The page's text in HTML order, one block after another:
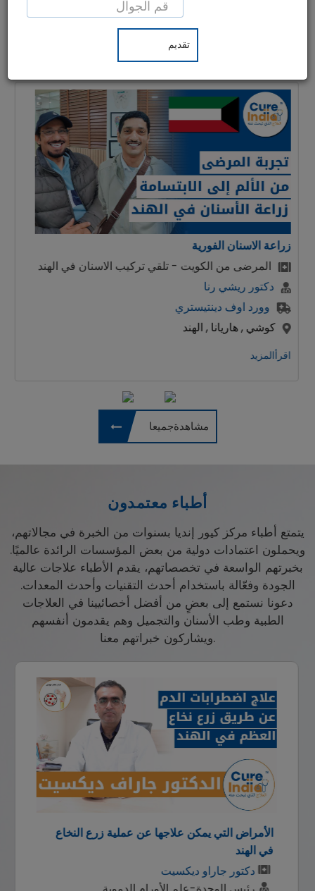
من 55 دولة على تلقي علاجات متخصصة في الهند، مع
نشاطهم وحيويتهم في أجواء هادئة. دعونا نسمع آراء مرضانا
حول خدماتنا:
زراعة الاسنان الفورية
المرضى من الكويت - تلقي تركيب الاسنان في الهند
دكتور ريشي رنا
وورد اوف دينتيستري
كوشي , هاريانا , الهند
اقرأالمزيد
مشاهدةجميعا
أطباء معتمدون
يتمتع أطباء مركز كيور إنديا بسنوات من الخبرة في مجالاتهم،
ويحملون اعتمادات دولية من بعض المؤسسات الرائدة عالميًا.
بخبرتهم الواسعة في تخصصاتهم، يقدم الأطباء علاجات عالية
الجودة وفعّالة باستخدام أحدث التقنيات وأحدث المعدات.
دعونا نستمع إلى بعضٍ من أفضل أخصائيينا في العلاجات
الطبية وطب الأسنان والتجميل وهم يقدمون أنفسهم
ويشاركون خبراتهم معنا.
الأمراض التي يمكن علاجها عن عملية زرع النخاع
في الهند
دكتور جاراو ديكسيت